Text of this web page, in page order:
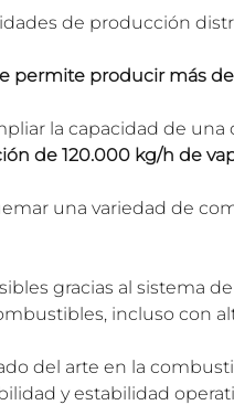
de producción
permite producir más
la capacidad de
de 120.000 kg/h de
una variedad de
gracias al sistema
incluso con
del arte en la
y estabilidad